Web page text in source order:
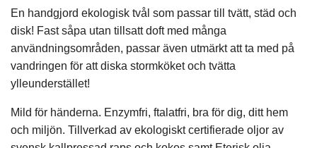
En handgjord ekologisk tvål som passar till tvätt, städ och
disk! Fast såpa utan tillsatt doft med många
användningsområden, passar även utmärkt att ta med på
vandringen för att diska stormköket och tvätta
ylleunderstället!
Mild för händerna. Enzymfri, ftalatfri, bra för dig, ditt hem
och miljön. Tillverkad av ekologiskt certifierade oljor av